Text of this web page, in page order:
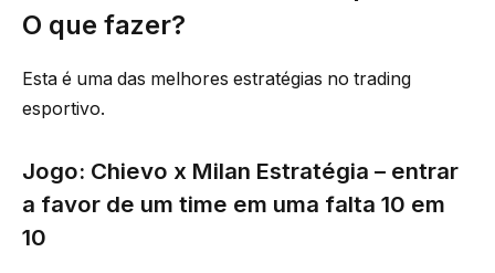
O que fazer?
Esta é uma das melhores estratégias no trading
esportivo.
Jogo: Chievo x Milan Estratégia – entrar
a favor de um time em uma falta 10 em
10